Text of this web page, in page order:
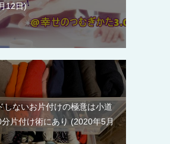
12日
しないお片付けの極意は小道
片付け術にあり 2020年5月